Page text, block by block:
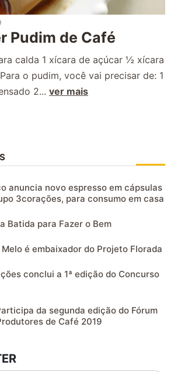
Pudim de Café
calda 1 xícara de açúcar ½ xícara
o pudim, você vai precisar de: 1
2... ver mais
anuncia novo espresso em cápsulas
3corações, para consumo em casa
Batida para Fazer o Bem
Melo é embaixador do Projeto Florada
conclui a 1ª edição do Concurso
da segunda edição do Fórum
de Café 2019